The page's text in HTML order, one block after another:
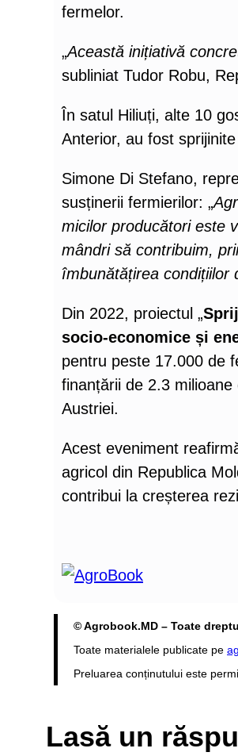
fermelor.
„Această inițiativă
subliniat Tudor Robu,
În satul Hiliuți, alte 10
Anterior, au fost
Simone Di Stefano,
susținerii fermierilor: „
micilor producători este
mândri să contribuim,
îmbunătățirea condițiilor
Din 2022, proiectul „
socio-economice și
pentru peste 17.000 de
finanțării de 2.3
Austriei.
Acest eveniment
agricol din Republica
contribui la creșterea
© Agrobook.MD – Toate
Toate materialele publicate pe
Preluarea conținutului este
Lasă un